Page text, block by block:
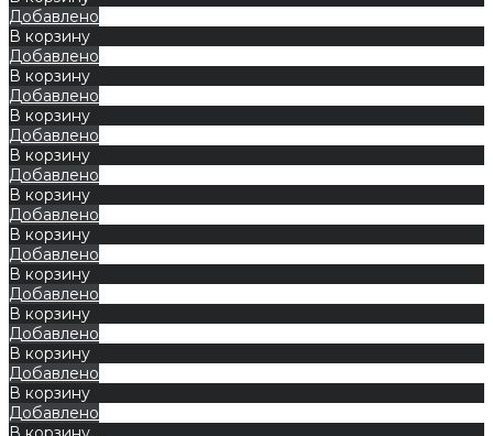
Добавлено
В корзину
Добавлено
В корзину
Добавлено
В корзину
Добавлено
В корзину
Добавлено
В корзину
Добавлено
В корзину
Добавлено
В корзину
Добавлено
В корзину
Добавлено
В корзину
Добавлено
В корзину
Добавлено